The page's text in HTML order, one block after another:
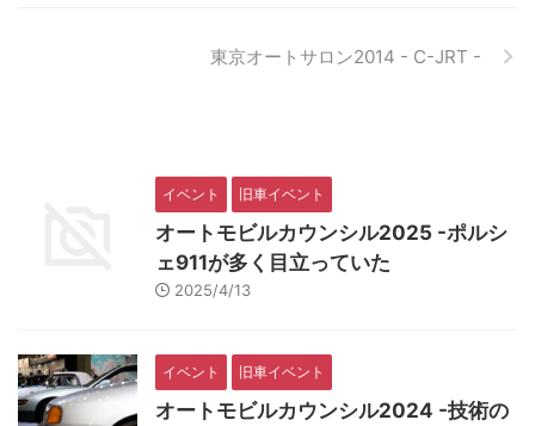
東京オートサロン2014 - C-JRT -
イベント 旧車イベント
オートモビルカウンシル2025 -ポルシ
ェ911が多く目立っていた
2025/4/13
イベント 旧車イベント
オートモビルカウンシル2024 -技術の